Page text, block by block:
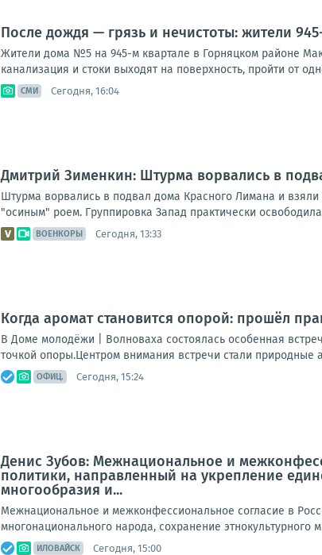
После дождя — грязь и нечистоты: жители
Жители дома №5 на 945-м квартале в Горняцком районе
канализация и стоки выходят на поверхность, пройти от
СМИ Сегодня, 16:04
Дмитрий Зименкин: Штурма ворвались в
Штурма ворвались в подвал дома Красного Лимана и
"осиным" роем. Группировка Запад практически
ВОЕНКОРЫ Сегодня, 13:33
Когда аромат становится опорой: прошёл
В Доме молодёжи | Волноваха состоялась особенная
точкой опоры.Центром внимания встречи стали
ОФИЦ. Сегодня, 15:24
Денис Зубов: Межнациональное и
политики, направленный на укрепление
многообразия и...
Межнациональное и межконфессиональное согласие в
многонационального народа, сохранение этнокультурного
ИЛОВАЙСК Сегодня, 15:00